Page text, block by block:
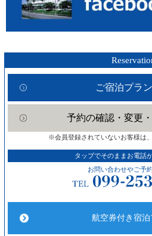
ご宿泊プラ
予約の確認・変更
※会員登録されていないお客様は
タップでそのままお電話
お問い合わせやご予
航空券付き宿泊